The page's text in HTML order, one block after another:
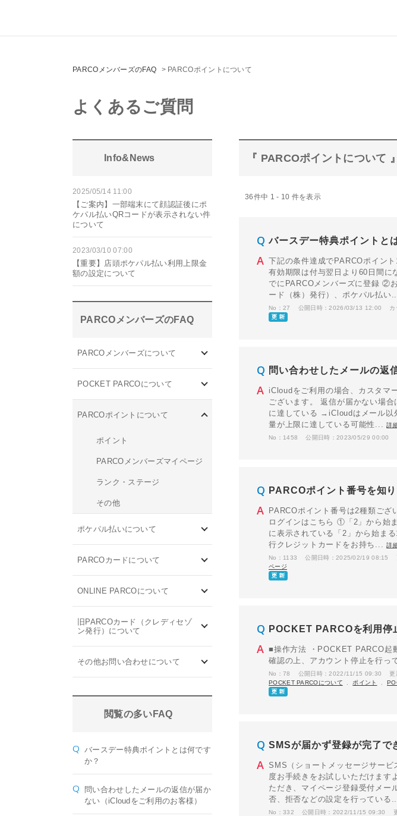
PARCOメンバーズのFAQ > PARCOポイントについて
よくあるご質問
Info&News
2025/05/14 11:00
【ご案内】一部端末にて顔認証後にポ
ケパル払いQRコードが表示されない件
について
2023/03/10 07:00
【重要】店頭ポケパル払い利用上限金
額の設定について
PARCOメンバーズのFAQ
PARCOメンバーズについて
POCKET PARCOについて
PARCOポイントについて
ポイント
PARCOメンバーズマイページ
ランク・ステージ
その他
ポケパル払いについて
PARCOカードについて
ONLINE PARCOについて
旧PARCOカード（クレディセゾ
ン発行）について
その他お問い合わせについて
閲覧の多いFAQ
バースデー特典ポイントとは何です
か？
問い合わせしたメールの返信が届か
ない（iCloudをご利用のお客様）
『 PARCOポイントについて
36件中 1 - 10 件を表示
バースデー特典ポイントと
下記の条件達成でPARCOポイン
有効期限は付与翌日より60日間
でにPARCOメンバーズに登録 ②
ード（株）発行）、ポケパル払い
No：27
公開日時：2026/03/13 12:00 カ
問い合わせしたメールの返
iCloudをご利用の場合、カスタマ
ございます。 返信が届かない場
に達している →iCloudはメール以
量が上限に達している可能性...詳
No：1458
公開日時：2023/05/29 00:00
PARCOポイント番号を知り
PARCOポイント番号は2種類ご
ログインはこちら ①「2」から始
に表示されている「2」から始ま
行クレジットカードをお持ち...詳
No：1133
公開日時：2025/02/19 08:15
ページ
POCKET PARCOを利用停
■操作方法 ・POCKET PARCO起
確認の上、アカウント停止を行
No：78
公開日時：2022/11/15 09:30 更
POCKET PARCOについて
ポイント ,
SMSが届かず登録が完了で
SMS（ショートメッセージサー
度お手続きをお試しいただけます
ただき、マイページ登録受付メー
否、拒否などの設定を行っている
No：332
公開日時：2022/11/15 09:30